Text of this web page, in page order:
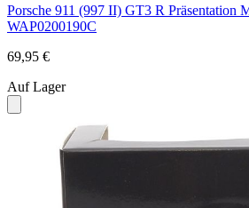
Porsche 911 (997 II) GT3 R Präsentation
WAP0200190C
69,95 €
Auf Lager